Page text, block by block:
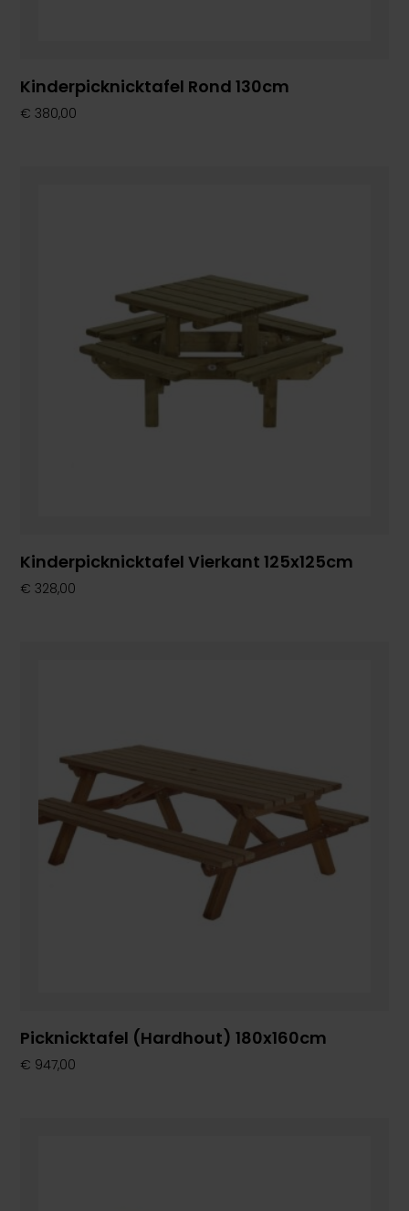
Kinderpicknicktafel Rond 130cm
€ 380,00
Kinderpicknicktafel Vierkant 125x125cm
€ 328,00
Picknicktafel (Hardhout) 180x160cm
€ 947,00